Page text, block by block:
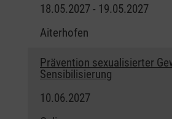
18.05.2027 - 19.05.2027
Aiterhofen
Prävention sexualisierter
Sensibilisierung
10.06.2027